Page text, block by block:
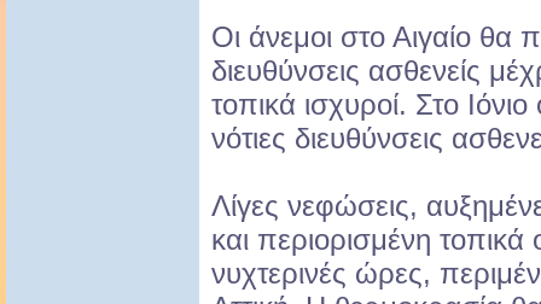
Οι άνεμοι στο Αιγαίο θα
διευθύνσεις ασθενείς
τοπικά ισχυροί. Στο
νότιες διευθύνσεις
Λίγες νεφώσεις,
και περιορισμένη τοπικά
νυχτερινές ώρες,